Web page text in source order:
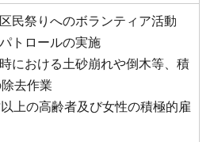
民祭りへのボランティア活動
トロールの実施
における土砂崩れや倒木等、積
去作業
上の高齢者及び女性の積極的雇